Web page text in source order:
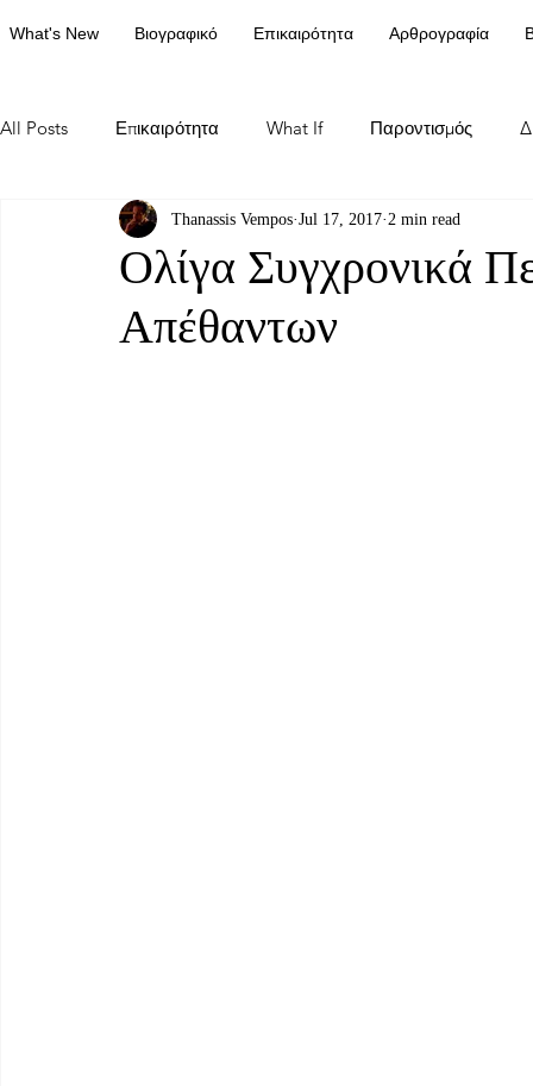
What's New Βιογραφικό Επικαιρότητα Αρθρογραφία
All Posts Επικαιρότητα What If Παροντισμός
Ολίγα Συγχρονικά
Απέθαντων
Thanassis Vempos Jul 17, 2017 2 min read